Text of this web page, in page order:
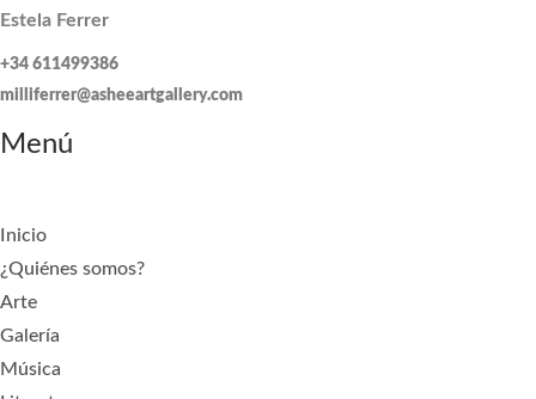
Estela Ferrer
+34 611499386
milliferrer@asheeartgallery.com
Menú
Inicio
¿Quiénes somos?
Arte
Galería
Música